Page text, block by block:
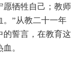
愿牺牲自己；教师
。”从教二十一年
的誓言，在教育这
。